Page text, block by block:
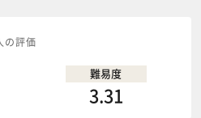
の評価
難易度
3.31